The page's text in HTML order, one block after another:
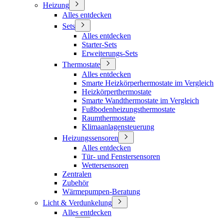
Heizung
Alles entdecken
Sets
Alles entdecken
Starter-Sets
Erweiterungs-Sets
Thermostate
Alles entdecken
Smarte Heizkörperhermostate im Vergleich
Heizkörperthermostate
Smarte Wandthermostate im Vergleich
Fußbodenheizungsthermostate
Raumthermostate
Klimaanlagensteuerung
Heizungssensoren
Alles entdecken
Tür- und Fenstersensoren
Wettersensoren
Zentralen
Zubehör
Wärmepumpen-Beratung
Licht & Verdunkelung
Alles entdecken